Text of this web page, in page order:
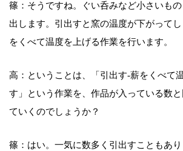
篠：そうですね。ぐい呑みなど小さいもの
出します。引出すと窯の温度が下がって
をくべて温度を上げる作業を行います。
高：ということは、「引出す-薪をくべて
す」という作業を、作品が入っている数
ていくのでしょうか？
篠：はい。一気に数多く引出すこともあ